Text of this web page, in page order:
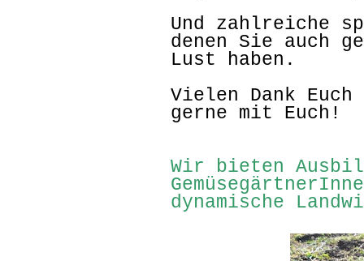
Und zahlreiche
denen Sie auch
Lust haben.
Vielen Dank
gerne mit Euch!
Wir bieten
dynamische